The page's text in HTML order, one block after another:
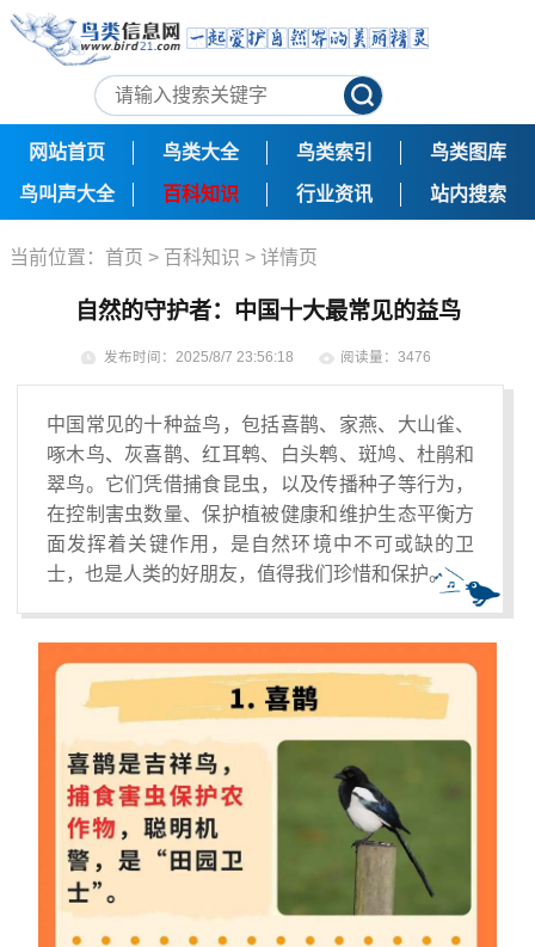
网站首页 鸟类大全 鸟类索引 鸟类图库
鸟叫声大全 百科知识 行业资讯 站内搜索
当前位置： 首页 > 百科知识 > 详情页
自然的守护者：中国十大最常见的益鸟
发布时间：2025/8/7 23:56:18 阅读量：3476
中国常见的十种益鸟，包括喜鹊、家燕、大山雀、
啄木鸟、灰喜鹊、红耳鹎、白头鹎、斑鸠、杜鹃和
翠鸟。它们凭借捕食昆虫，以及传播种子等行为，
在控制害虫数量、保护植被健康和维护生态平衡方
面发挥着关键作用，是自然环境中不可或缺的卫
士，也是人类的好朋友，值得我们珍惜和保护。